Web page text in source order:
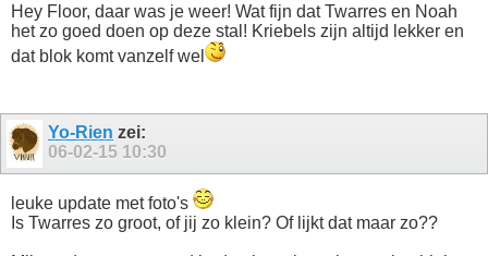
Hey Floor, daar was je weer! Wat fijn dat Twarres en Noah
het zo goed doen op deze stal! Kriebels zijn altijd lekker en
dat blok komt vanzelf wel
Yo-Rien zei:
06-02-15 10:30
leuke update met foto's
Is Twarres zo groot, of jij zo klein? Of lijkt dat maar zo??